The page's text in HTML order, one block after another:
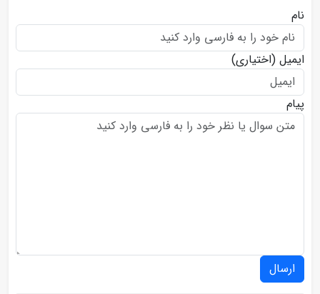
نام
ایمیل (اختیاری)
پیام
ارسال